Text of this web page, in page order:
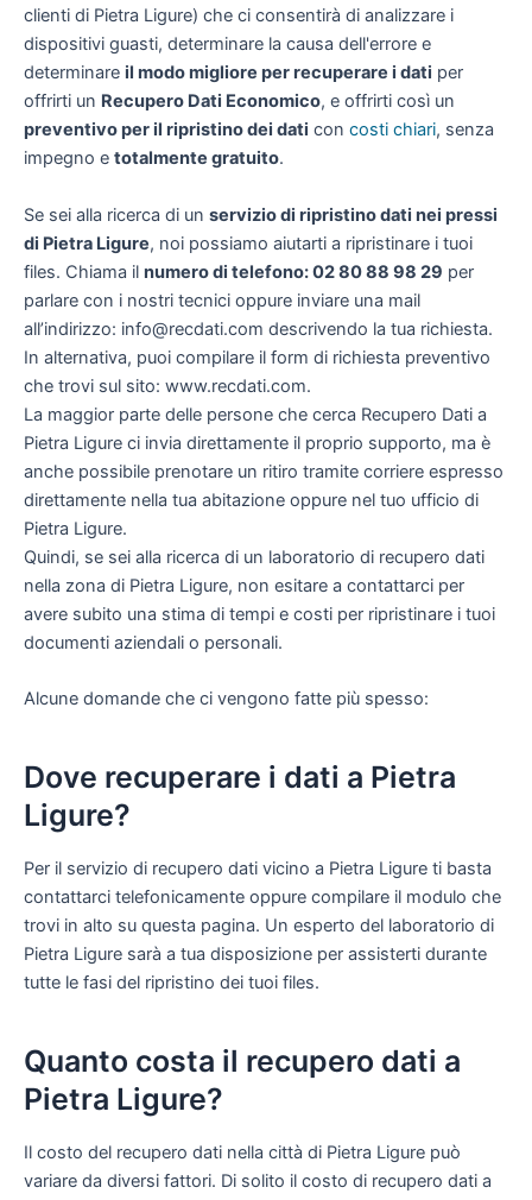
clienti di Pietra Ligure) che ci consentirà di analizzare i
dispositivi guasti, determinare la causa dell'errore e
determinare il modo migliore per recuperare i dati per
offrirti un Recupero Dati Economico, e offrirti così un
preventivo per il ripristino dei dati con costi chiari, senza
impegno e totalmente gratuito.
Se sei alla ricerca di un servizio di ripristino dati nei pressi
di Pietra Ligure, noi possiamo aiutarti a ripristinare i tuoi
files. Chiama il numero di telefono: 02 80 88 98 29 per
parlare con i nostri tecnici oppure inviare una mail
all’indirizzo: info@recdati.com descrivendo la tua richiesta.
In alternativa, puoi compilare il form di richiesta preventivo
che trovi sul sito: www.recdati.com.
La maggior parte delle persone che cerca Recupero Dati a
Pietra Ligure ci invia direttamente il proprio supporto, ma è
anche possibile prenotare un ritiro tramite corriere espresso
direttamente nella tua abitazione oppure nel tuo ufficio di
Pietra Ligure.
Quindi, se sei alla ricerca di un laboratorio di recupero dati
nella zona di Pietra Ligure, non esitare a contattarci per
avere subito una stima di tempi e costi per ripristinare i tuoi
documenti aziendali o personali.
Alcune domande che ci vengono fatte più spesso:
Dove recuperare i dati a Pietra
Ligure?
Per il servizio di recupero dati vicino a Pietra Ligure ti basta
contattarci telefonicamente oppure compilare il modulo che
trovi in alto su questa pagina. Un esperto del laboratorio di
Pietra Ligure sarà a tua disposizione per assisterti durante
tutte le fasi del ripristino dei tuoi files.
Quanto costa il recupero dati a
Pietra Ligure?
Il costo del recupero dati nella città di Pietra Ligure può
variare da diversi fattori. Di solito il costo di recupero dati a